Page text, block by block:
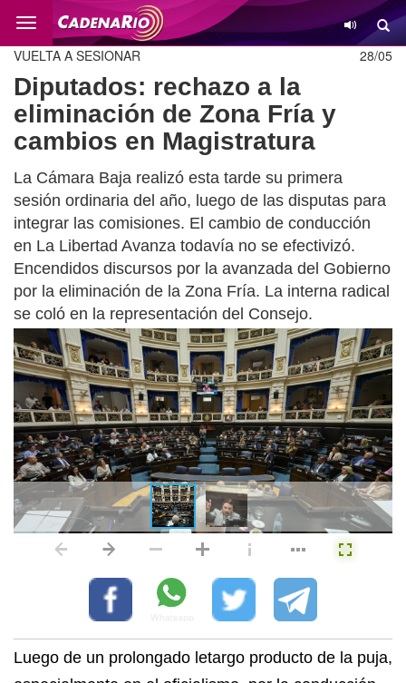
Cambio
28/05
VUELTA A SESIONAR
Diputados: rechazo a la
eliminación de Zona Fría y
cambios en Magistratura
La Cámara Baja realizó esta tarde su primera
sesión ordinaria del año, luego de las disputas para
integrar las comisiones. El cambio de conducción
en La Libertad Avanza todavía no se efectivizó.
Encendidos discursos por la avanzada del Gobierno
por la eliminación de la Zona Fría. La interna radical
se coló en la representación del Consejo.
Luego de un prolongado letargo producto de la puja,